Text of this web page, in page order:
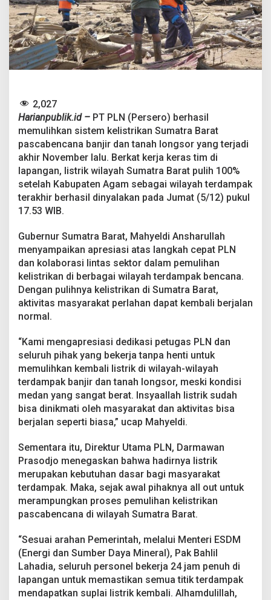
a
,
S
i
s
t
e
l
i
s
t
r
i
a
n
m
a
r
P
u
i
a
s
c
a
b
e
n
c
a
2,027
Harianpublik.id – PT PLN (Persero) berhasil
memulihkan sistem kelistrikan Sumatra Barat
pascabencana banjir dan tanah longsor yang terjadi
akhir November lalu. Berkat kerja keras tim di
lapangan, listrik wilayah Sumatra Barat pulih 100%
setelah Kabupaten Agam sebagai wilayah terdampak
terakhir berhasil dinyalakan pada Jumat (5/12) pukul
17.53 WIB.
Gubernur Sumatra Barat, Mahyeldi Ansharullah
menyampaikan apresiasi atas langkah cepat PLN
dan kolaborasi lintas sektor dalam pemulihan
kelistrikan di berbagai wilayah terdampak bencana.
Dengan pulihnya kelistrikan di Sumatra Barat,
aktivitas masyarakat perlahan dapat kembali berjalan
normal.
“Kami mengapresiasi dedikasi petugas PLN dan
seluruh pihak yang bekerja tanpa henti untuk
memulihkan kembali listrik di wilayah-wilayah
terdampak banjir dan tanah longsor, meski kondisi
medan yang sangat berat. Insyaallah listrik sudah
bisa dinikmati oleh masyarakat dan aktivitas bisa
berjalan seperti biasa,” ucap Mahyeldi.
Sementara itu, Direktur Utama PLN, Darmawan
Prasodjo menegaskan bahwa hadirnya listrik
merupakan kebutuhan dasar bagi masyarakat
terdampak. Maka, sejak awal pihaknya all out untuk
merampungkan proses pemulihan kelistrikan
pascabencana di wilayah Sumatra Barat.
“Sesuai arahan Pemerintah, melalui Menteri ESDM
(Energi dan Sumber Daya Mineral), Pak Bahlil
Lahadia, seluruh personel bekerja 24 jam penuh di
lapangan untuk memastikan semua titik terdampak
mendapatkan suplai listrik kembali. Alhamdulillah,